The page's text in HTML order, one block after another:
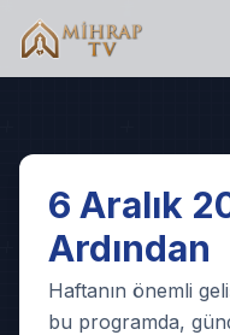
Play
Video
6 Aralık
Ardından
Haftanın önemli
bu programda,